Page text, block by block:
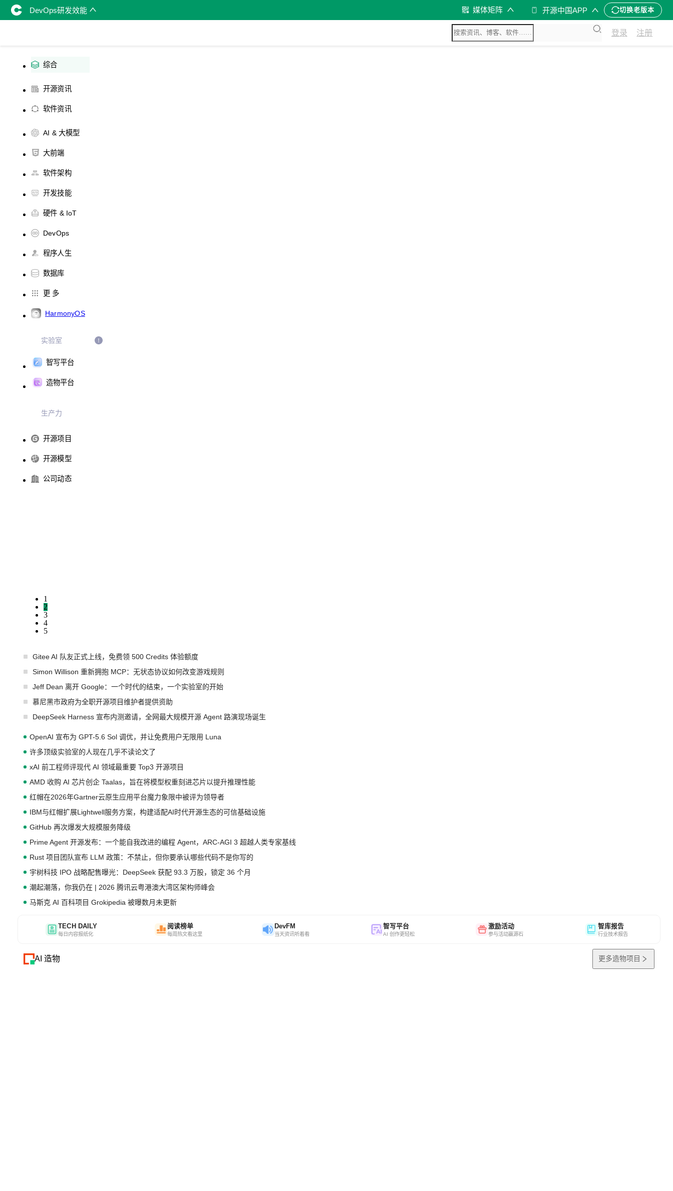
DevOps研发效能 媒体矩阵 开源中国APP 切换老版本
登录 注册
综合
开源资讯
软件资讯
AI & 大模型
大前端
软件架构
开发技能
硬件 & IoT
DevOps
程序人生
数据库
更 多
HarmonyOS
实验室
智写平台
造物平台
生产力
开源项目
开源模型
公司动态
1
2
3
4
5
Gitee AI 队友正式上线，免费领 500 Credits 体验额度
Simon Willison 重新拥抱 MCP：无状态协议如何改变游戏规则
Jeff Dean 离开 Google：一个时代的结束，一个实验室的开始
慕尼黑市政府为全职开源项目维护者提供资助
DeepSeek Harness 宣布内测邀请，全网最大规模开源 Agent 路演现场诞生
OpenAI 宣布为 GPT-5.6 Sol 调优，并让免费用户无限用 Luna
许多顶级实验室的人现在几乎不读论文了
xAI 前工程师评现代 AI 领域最重要 Top3 开源项目
AMD 收购 AI 芯片创企 Taalas，旨在将模型权重刻进芯片以提升推理性能
红帽在2026年Gartner云原生应用平台魔力象限中被评为领导者
IBM与红帽扩展Lightwell服务方案，构建适配AI时代开源生态的可信基础设施
GitHub 再次爆发大规模服务降级
Prime Agent 开源发布：一个能自我改进的编程 Agent，ARC-AGI 3 超越人类专家基线
Rust 项目团队宣布 LLM 政策：不禁止，但你要承认哪些代码不是你写的
宇树科技 IPO 战略配售曝光：DeepSeek 获配 93.3 万股，锁定 36 个月
潮起潮落，你我仍在 | 2026 腾讯云粤港澳大湾区架构师峰会
马斯克 AI 百科项目 Grokipedia 被曝数月未更新
TECH DAILY
每日内容报纸化
阅读榜单
每周热文看这里
DevFM
当天资讯听着看
智写平台
AI 创作更轻松
激励活动
参与活动赢源石
智库报告
行业技术报告
AI 造物 更多造物项目